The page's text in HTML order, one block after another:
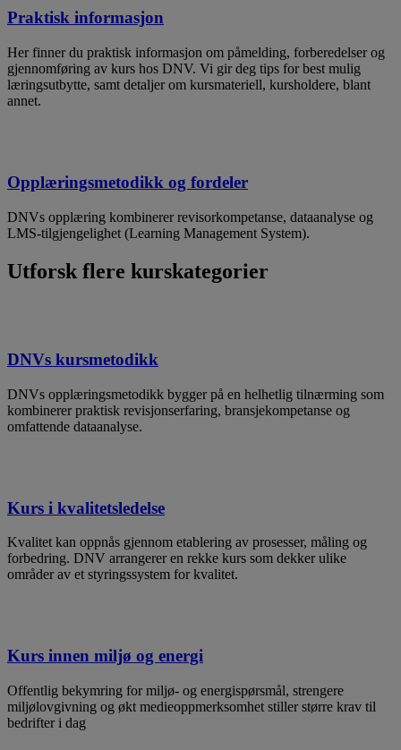
Praktisk informasjon
Her finner du praktisk informasjon om påmelding, forberedelser og
gjennomføring av kurs hos DNV. Vi gir deg tips for best mulig
læringsutbytte, samt detaljer om kursmateriell, kursholdere, blant
annet.
Opplæringsmetodikk og fordeler
DNVs opplæring kombinerer revisorkompetanse, dataanalyse og
LMS-tilgjengelighet (Learning Management System).
Utforsk flere kurskategorier
DNVs kursmetodikk
DNVs opplæringsmetodikk bygger på en helhetlig tilnærming som
kombinerer praktisk revisjonserfaring, bransjekompetanse og
omfattende dataanalyse.
Kurs i kvalitetsledelse
​Kvalitet kan oppnås gjennom etablering av prosesser, måling og
forbedring. DNV arrangerer en rekke kurs som dekker ulike
områder av et styringssystem for kvalitet.
Kurs innen miljø og energi
Offentlig bekymring for miljø- og energispørsmål, strengere
miljølovgivning og økt medieoppmerksomhet stiller større krav til
bedrifter i dag